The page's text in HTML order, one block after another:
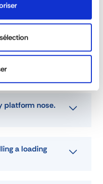
platform nose.
a loading